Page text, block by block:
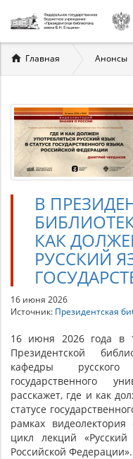
Вы
здесь
Главная Анонсы
В
КАК
РУССКИЙ
16 июня 2026
Источник: Президентская
16 июня 2026 года в
Президентской
кафедры русского
государственного
расскажет, где и как
статусе
рамках
цикл лекций
Российской Федерации».